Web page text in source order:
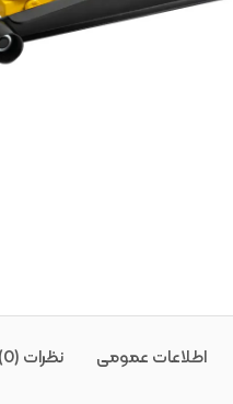
نظرات (0) اطلاعات عمومی